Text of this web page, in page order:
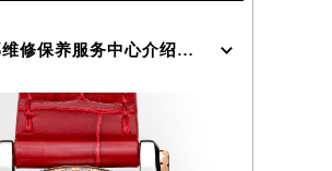
萧邦维修保养服务中心介绍 | Chopard